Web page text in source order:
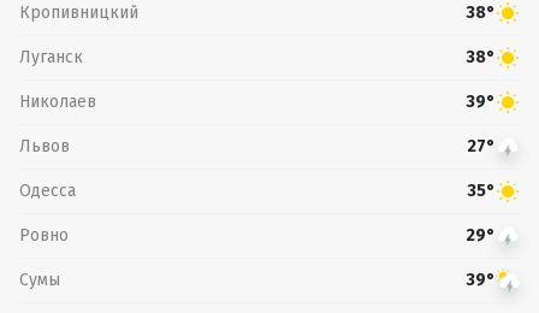
Кропивницкий 38°
Луганск 38°
Николаев 39°
Львов 27°
Одесса 35°
Ровно 29°
Сумы 39°